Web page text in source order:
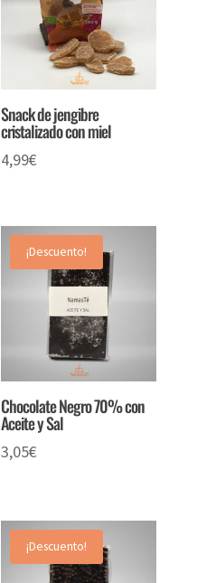
Snack de jengibre
cristalizado con miel
4,99€
¡Descuento!
Chocolate Negro 70% con
Aceite y Sal
3,05€
¡Descuento!